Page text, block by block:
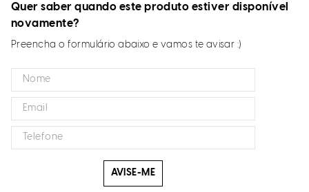
Quer saber quando este produto estiver disponível
novamente?
Preencha o formulário abaixo e vamos te avisar :)
AVISE-ME